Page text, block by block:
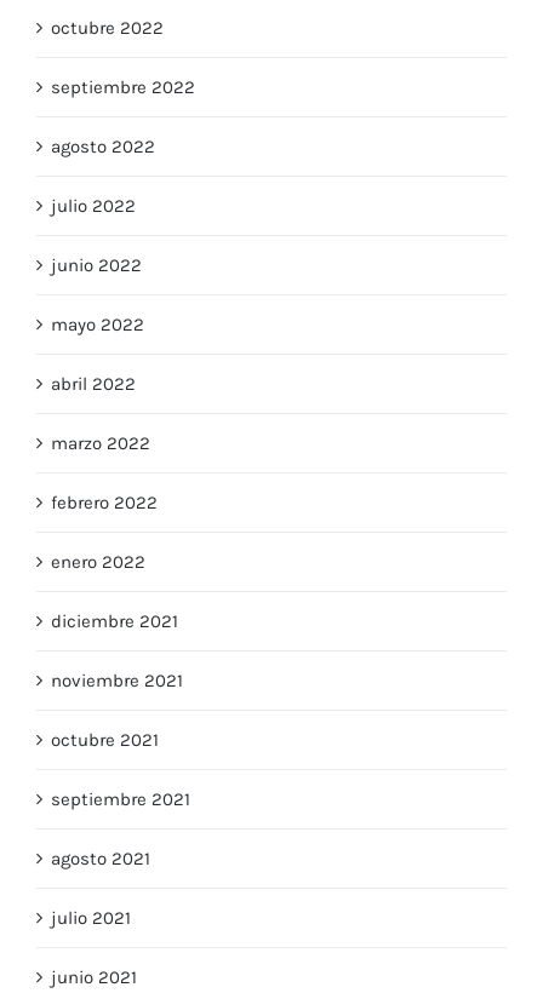
noviembre 2022
octubre 2022
septiembre 2022
agosto 2022
julio 2022
junio 2022
mayo 2022
abril 2022
marzo 2022
febrero 2022
enero 2022
diciembre 2021
noviembre 2021
octubre 2021
septiembre 2021
agosto 2021
julio 2021